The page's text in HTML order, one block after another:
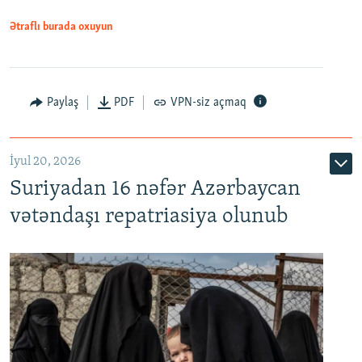
Auto
Ətraflı burada oxuyun
Paylaş PDF VPN-siz açmaq
İyul 20, 2026
Suriyadan 16 nəfər Azərbaycan
vətəndaşı repatriasiya olunub